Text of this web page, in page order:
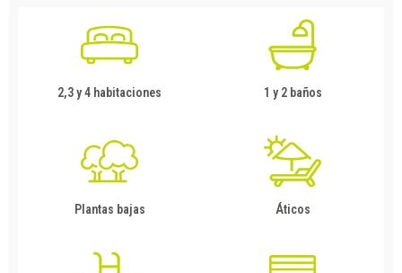
2,3 y 4 habitaciones 1 y 2 baños
Plantas bajas Áticos